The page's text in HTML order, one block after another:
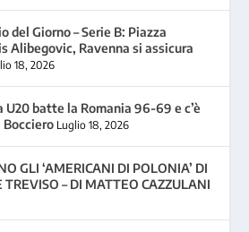
del Giorno – Serie B: Piazza
Alibegovic, Ravenna si assicura
18, 2026
U20 batte la Romania 96-69 e c’è
Bocciero Luglio 18, 2026
GLI ‘AMERICANI DI POLONIA’ DI
– DI MATTEO CAZZULANI